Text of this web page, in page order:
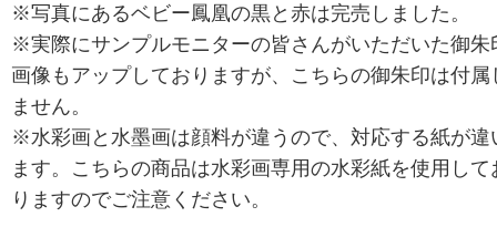
※写真にあるベビー鳳凰の黒と赤は完売しました。
※実際にサンプルモニターの皆さんがいただいた御朱
画像もアップしておりますが、こちらの御朱印は付属
ません。
※水彩画と水墨画は顔料が違うので、対応する紙が違
ます。こちらの商品は水彩画専用の水彩紙を使用して
りますのでご注意ください。